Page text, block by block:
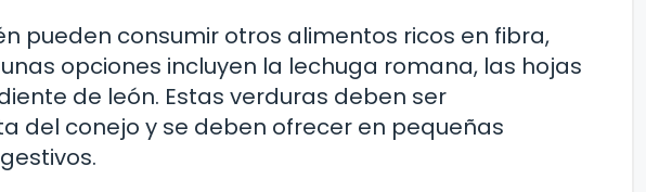
pueden consumir otros alimentos ricos en fibra,
opciones incluyen la lechuga romana, las hojas
de león. Estas verduras deben ser
del conejo y se deben ofrecer en pequeñas